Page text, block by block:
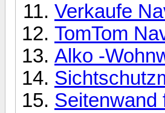
Verkaufe
TomTom
Alko -
Seitenwand